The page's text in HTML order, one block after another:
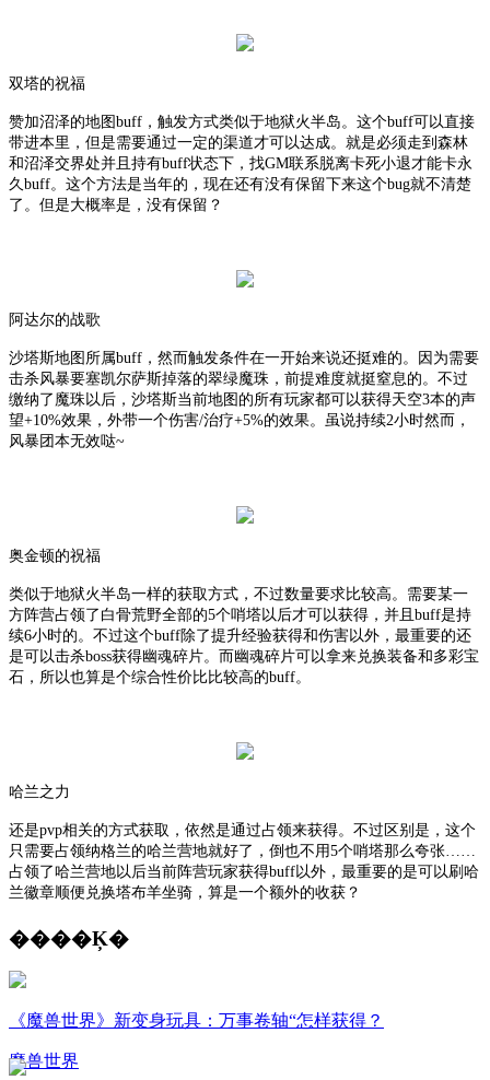
双塔的祝福
赞加沼泽的地图 buff，触发方式类似于地狱火半岛。这个buff可以直接
带进本里，但是需要通过一定的渠道才可以达成。就是必须走到森林
和沼泽交界处并且持有buff状态下，找GM联系脱离卡死小退才能卡永
久buff。这个方法是当年的，现在还有没有保留下来这个bug就不清楚
了。但是大概率是，没有保留？
阿达尔的战歌
沙塔斯地图所属buff，然而触发条件在一开始来说还挺难的。因为需要
击杀风暴要塞凯尔萨斯掉落的翠绿魔珠，前提难度就挺窒息的。不过
缴纳了魔珠以后，沙塔斯当前地图的所有玩家都可以获得天空3本的声
望+10%效果，外带一个伤害/治疗+5%的效果。虽说持续2小时然而，
风暴团本无效哒~
奥金顿的祝福
类似于地狱火半岛一样的获取方式，不过数量要求比较高。需要某一
方阵营占领了白骨荒野全部的5个哨塔以后才可以获得，并且buff是持
续6小时的。不过这个buff除了提升经验获得和伤害以外，最重要的还
是可以击杀boss获得幽魂碎片。而幽魂碎片可以拿来兑换装备和多彩宝
石，所以也算是个综合性价比比较高的buff。
哈兰之力
还是pvp相关的方式获取，依然是通过占领来获得。不过区别是，这个
只需要占领纳格兰的哈兰营地就好了，倒也不用5个哨塔那么夸张……
占领了哈兰营地以后当前阵营玩家获得buff以外，最重要的是可以刷哈
兰徽章顺便兑换塔布羊坐骑，算是一个额外的收获？
����Ķ�
《魔兽世界》新变身玩具：万事卷轴“怎样获得？
魔兽世界